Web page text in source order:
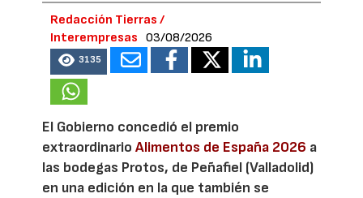
Redacción Tierras /
Interempresas
03/08/2026
3135
El Gobierno concedió el premio
extraordinarioAlimentos de España 2026 a
las bodegas Protos, de Peñafiel (Valladolid)
en una edición en la que también se